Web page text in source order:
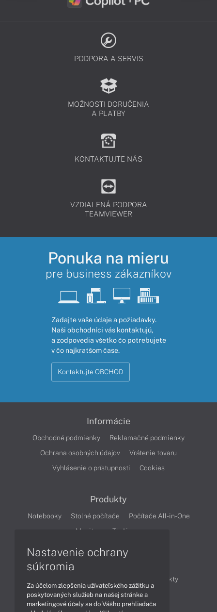
PODPORA A SERVIS
MOŽNOSTI DORUČENIA
A PLATBY
KONTAKTUJTE NÁS
VZDIALENÁ PODPORA
TEAMVIEWER
Ponuka na mieru
pre business zákazníkov
Zadajte vaše údaje a požiadavky.
Naši obchodníci vás kontaktujú,
a zodpovedia všetko čo potrebujete
v čo najkratšom čase.
Kontaktujte OBCHOD
Informácie
Obchodné podmienky
Reklamačné podmienky
Ochrana osobných údajov
Vrátenie tovaru
Vyhlásenie o prístupnosti
Cookies
Produkty
Notebooky Stolné počítače
Počítače All-in-One
Monitory
Tlačiarne
Produkty
Technológie
Videá
Nastavenie ochrany
súkromia
Za účelom zlepšenia užívateľského zážitku a
poskytovaných služieb na našej stránke a
marketingové účely sa do Vášho prehliadača